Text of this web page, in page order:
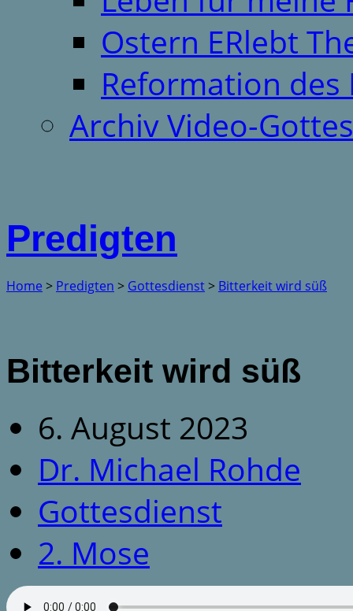
Ostern ERlebt
Reformation des
Archiv Video-
Predigten
Home > Predigten > Gottesdienst> Bitterkeit wird süß
Bitterkeit wird süß
6. August 2023
Dr. Michael Rohde
Gottesdienst
2. Mose